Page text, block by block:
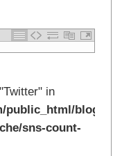
in
public_html/
sns-count-